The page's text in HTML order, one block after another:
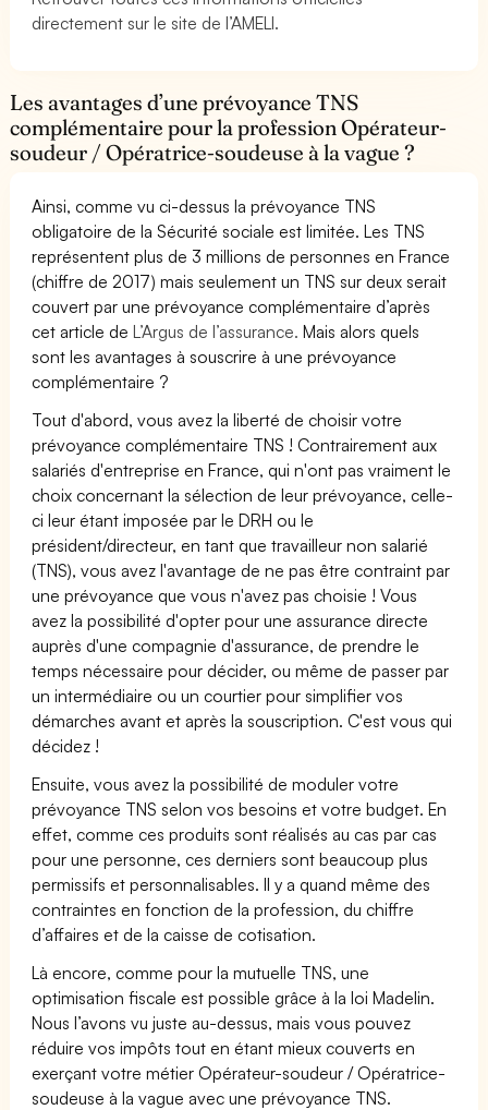
directement sur le site de l’AMELI.
Les avantages d’une prévoyance TNS
complémentaire pour la profession Opérateur-
soudeur / Opératrice-soudeuse à la vague ?
Ainsi, comme vu ci-dessus la prévoyance TNS
obligatoire de la Sécurité sociale est limitée. Les TNS
représentent plus de 3 millions de personnes en France
(chiffre de 2017) mais seulement un TNS sur deux serait
couvert par une prévoyance complémentaire d’après
cet article deL’Argus de l’assurance. Mais alors quels
sont les avantages à souscrire à une prévoyance
complémentaire ?
Tout d'abord, vous avez la liberté de choisir votre
prévoyance complémentaire TNS ! Contrairement aux
salariés d'entreprise en France, qui n'ont pas vraiment le
choix concernant la sélection de leur prévoyance, celle-
ci leur étant imposée par le DRH ou le
président/directeur, en tant que travailleur non salarié
(TNS), vous avez l'avantage de ne pas être contraint par
une prévoyance que vous n'avez pas choisie ! Vous
avez la possibilité d'opter pour une assurance directe
auprès d'une compagnie d'assurance, de prendre le
temps nécessaire pour décider, ou même de passer par
un intermédiaire ou un courtier pour simplifier vos
démarches avant et après la souscription. C'est vous qui
décidez !
Ensuite, vous avez la possibilité de moduler votre
prévoyance TNS selon vos besoins et votre budget. En
effet, comme ces produits sont réalisés au cas par cas
pour une personne, ces derniers sont beaucoup plus
permissifs et personnalisables. Il y a quand même des
contraintes en fonction de la profession, du chiffre
d’affaires et de la caisse de cotisation.
Là encore, comme pour la mutuelle TNS, une
optimisation fiscale est possible grâce à la loi Madelin.
Nous l’avons vu juste au-dessus, mais vous pouvez
réduire vos impôts tout en étant mieux couverts en
exerçant votre métier Opérateur-soudeur / Opératrice-
soudeuse à la vague avec une prévoyance TNS.